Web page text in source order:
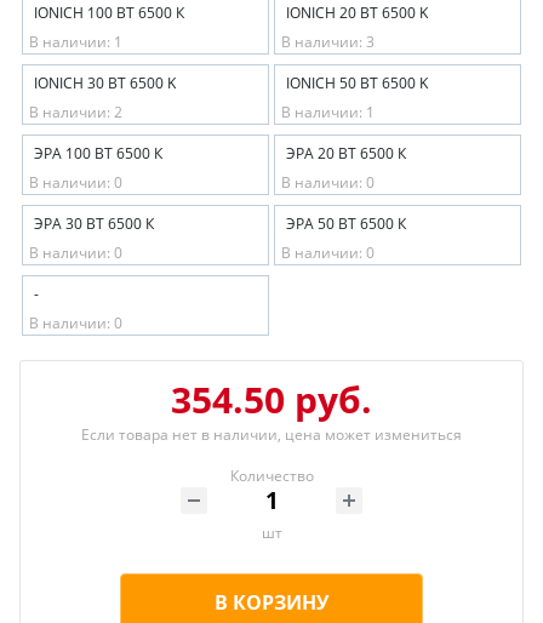
IONICH 100 ВТ 6500 К
В наличии: 1
IONICH 20 ВТ 6500 K
В наличии: 3
IONICH 30 ВТ 6500 K
В наличии: 2
IONICH 50 ВТ 6500 K
В наличии: 1
ЭРА 100 ВТ 6500 К
В наличии: 0
ЭРА 20 ВТ 6500 К
В наличии: 0
ЭРА 30 ВТ 6500 К
В наличии: 0
ЭРА 50 ВТ 6500 К
В наличии: 0
-
В наличии: 0
354.50 руб.
Если товара нет в наличии, цена может измениться
Количество
шт
В КОРЗИНУ